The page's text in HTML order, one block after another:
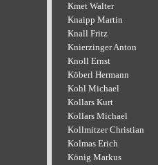
Kmet Walter
Knaipp Martin
Knall Fritz
Knierzinger Anton
Knoll Ernst
Köberl Hermann
Kohl Michael
Kollars Kurt
Kollars Michael
Kollmitzer Christian
Kolmas Erich
König Markus